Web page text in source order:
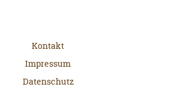
Kontakt
Impressum
Datenschutz